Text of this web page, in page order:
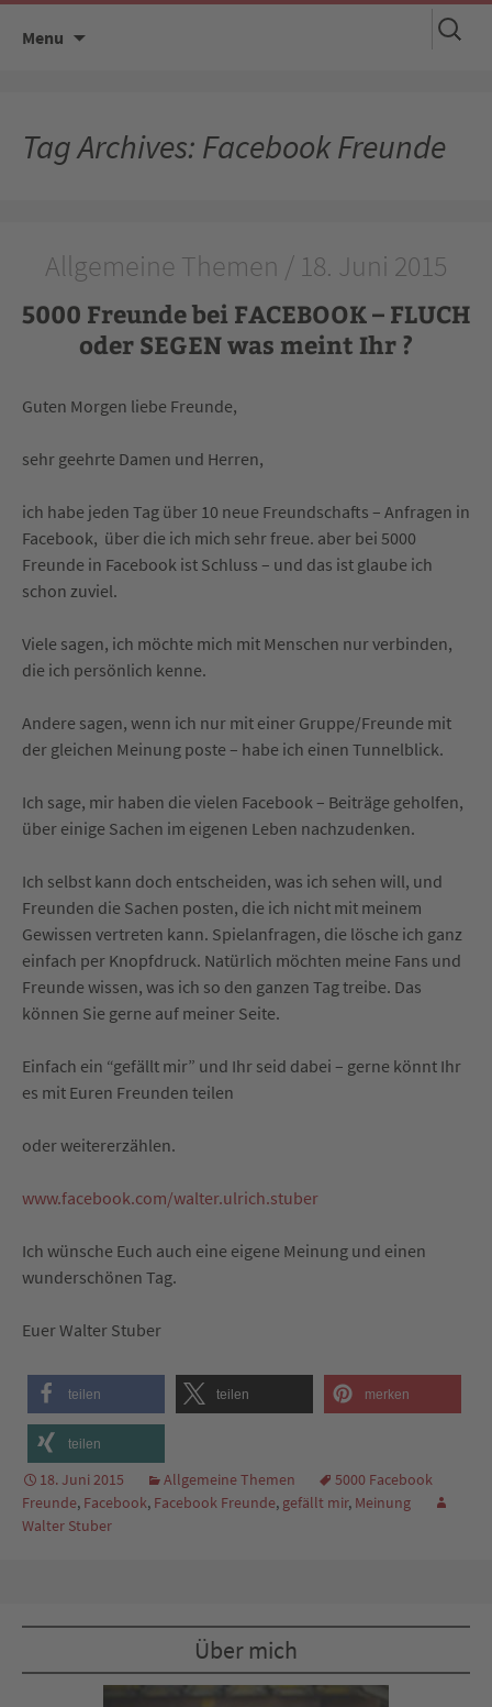
Menu
Suchen
nach:
Tag Archives: Facebook Freunde
Allgemeine Themen / 18. Juni 2015
5000 Freunde bei FACEBOOK – FLUCH
oder SEGEN was meint Ihr ?
Guten Morgen liebe Freunde,
sehr geehrte Damen und Herren,
ich habe jeden Tag über 10 neue Freundschafts – Anfragen in
Facebook, über die ich mich sehr freue. aber bei 5000
Freunde in Facebook ist Schluss – und das ist glaube ich
schon zuviel.
Viele sagen, ich möchte mich mit Menschen nur verbinden,
die ich persönlich kenne.
Andere sagen, wenn ich nur mit einer Gruppe/Freunde mit
der gleichen Meinung poste – habe ich einen Tunnelblick.
Ich sage, mir haben die vielen Facebook – Beiträge geholfen,
über einige Sachen im eigenen Leben nachzudenken.
Ich selbst kann doch entscheiden, was ich sehen will, und
Freunden die Sachen posten, die ich nicht mit meinem
Gewissen vertreten kann. Spielanfragen, die lösche ich ganz
einfach per Knopfdruck. Natürlich möchten meine Fans und
Freunde wissen, was ich so den ganzen Tag treibe. Das
können Sie gerne auf meiner Seite.
Einfach ein “gefällt mir” und Ihr seid dabei – gerne könnt Ihr
es mit Euren Freunden teilen
oder weitererzählen.
www.facebook.com/walter.ulrich.stuber
Ich wünsche Euch auch eine eigene Meinung und einen
wunderschönen Tag.
Euer Walter Stuber
teilen teilen merken
teilen
18. Juni 2015 Allgemeine Themen
5000 Facebook
Freunde, Facebook, Facebook Freunde, gefällt mir, Meinung
Walter Stuber
Über mich